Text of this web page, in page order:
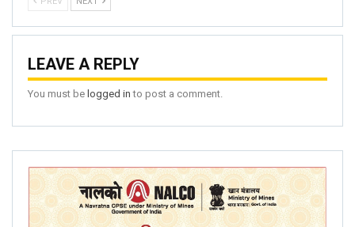
LEAVE A REPLY
You must be logged in to post a comment.